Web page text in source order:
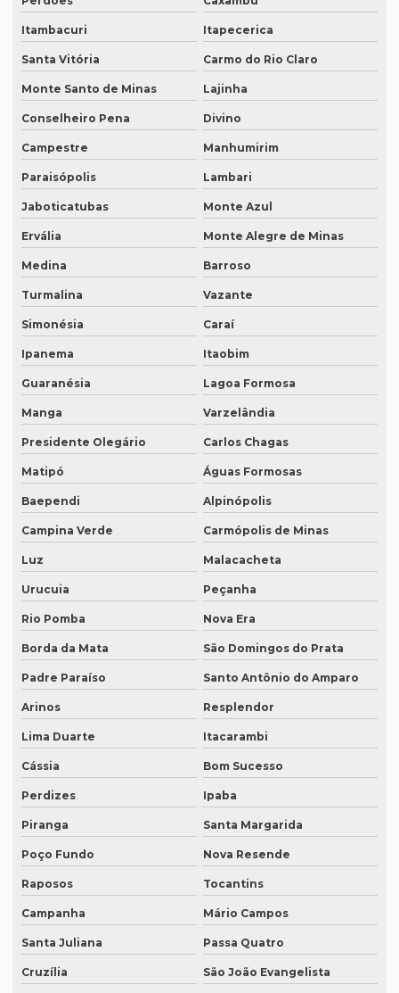
Intérprete de inglês português
Interprete de italiano profissional
Intérprete japonês português
Intérprete juramentado
Intérprete mandarim português
Intérprete de negócios
Intérprete para palestras
Intérprete português chinês
Intérprete português inglês profissional
Intérprete português japonês
Intérprete profissional coreano português
Intérprete profissional em eventos
Intérprete profissional de francês
Intérprete profissional de japonês
Intérprete remoto
Intérprete para reuniões
Intérprete para seminários
Intérprete simultâneo em bh
Intérprete simultâneo espanhol em bh
Intérprete simultâneo espanhol rio de janeiro
Intérprete simultâneo inglês rj
Intérprete de videoconferência
Intérprete para webinars
Intérprete para workshops
Intérpretes para conferências
Intérpretes para eventos corporativos
Lauda de tradução
Legendagem em espanhol
Itambacuri Itapecerica
Santa Vitória Carmo do Rio Claro
Monte Santo de Minas Lajinha
Conselheiro Pena Divino
Campestre Manhumirim
Paraisópolis Lambari
Jaboticatubas Monte Azul
Ervália Monte Alegre de Minas
Medina Barroso
Turmalina Vazante
Simonésia Caraí
Ipanema Itaobim
Guaranésia Lagoa Formosa
Manga Varzelândia
Presidente Olegário Carlos Chagas
Matipó Águas Formosas
Baependi Alpinópolis
Campina Verde Carmópolis de Minas
Luz Malacacheta
Urucuia Peçanha
Rio Pomba Nova Era
Borda da Mata São Domingos do Prata
Padre Paraíso Santo Antônio do Amparo
Arinos Resplendor
Lima Duarte Itacarambi
Cássia Bom Sucesso
Perdizes Ipaba
Piranga Santa Margarida
Poço Fundo Nova Resende
Raposos Tocantins
Campanha Mário Campos
Santa Juliana Passa Quatro
Cruzília São João Evangelista